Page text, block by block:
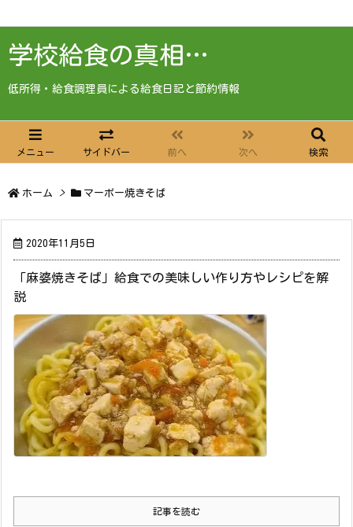
学校給食の真相…
低所得・給食調理員による給食日記と節約情報
メニュー サイドバー 前へ 次へ 検索
ホーム > マーボー焼きそば
2020年11月5日
「麻婆焼きそば」給食での美味しい作り方やレシピを解
説
記事を読む